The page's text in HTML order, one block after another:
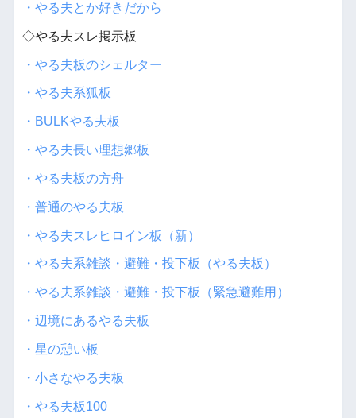
・やる夫とか好きだから
◇やる夫スレ掲示板
・やる夫板のシェルター
・やる夫系狐板
・BULKやる夫板
・やる夫長い理想郷板
・やる夫板の方舟
・普通のやる夫板
・やる夫スレヒロイン板（新）
・やる夫系雑談・避難・投下板（やる夫板）
・やる夫系雑談・避難・投下板（緊急避難用）
・辺境にあるやる夫板
・星の憩い板
・小さなやる夫板
・やる夫板100